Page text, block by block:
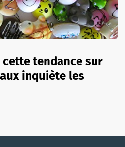
cette tendance sur
inquiète les